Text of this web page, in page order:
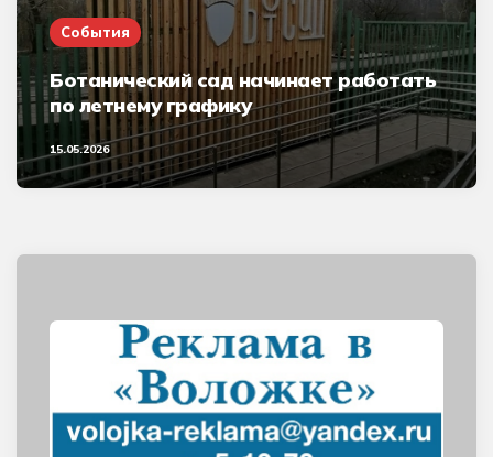
События
Ботанический сад начинает работать
по летнему графику
15.05.2026